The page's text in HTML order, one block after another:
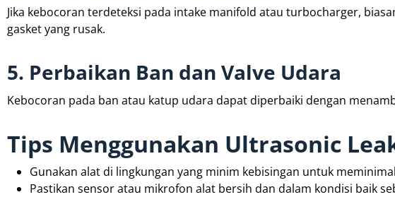
Jika kebocoran terdeteksi pada intake manifold atau turbocharger,
gasket yang rusak.
5. Perbaikan Ban dan Valve Udara
Kebocoran pada ban atau katup udara dapat diperbaiki dengan
Tips Menggunakan Ultrasonic
Gunakan alat di lingkungan yang minim kebisingan untuk
Pastikan sensor atau mikrofon alat bersih dan dalam kondisi baik